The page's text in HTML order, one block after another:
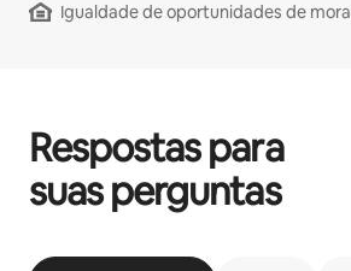
Igualdade de oportunidades de
Respostas para
suas perguntas